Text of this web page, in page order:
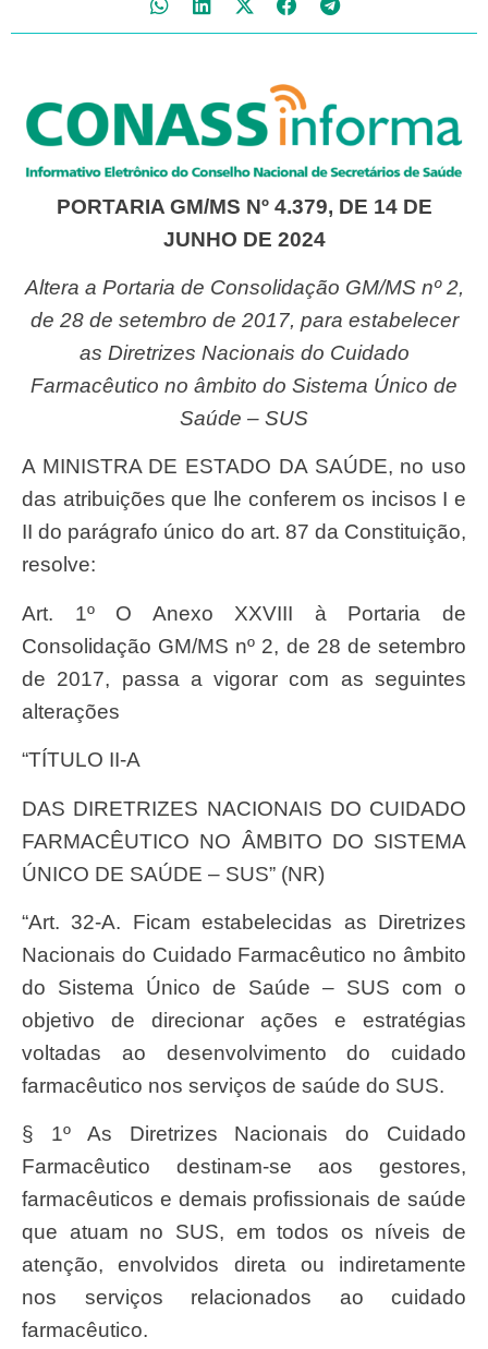
PORTARIA GM/MS Nº 4.379, DE 14 DE
JUNHO DE 2024
Altera a Portaria de Consolidação GM/MS nº 2,
de 28 de setembro de 2017, para estabelecer
as Diretrizes Nacionais do Cuidado
Farmacêutico no âmbito do Sistema Único de
Saúde – SUS
A MINISTRA DE ESTADO DA SAÚDE, no uso
das atribuições que lhe conferem os incisos I e
II do parágrafo único do art. 87 da Constituição,
resolve:
Art. 1º O Anexo XXVIII à Portaria de
Consolidação GM/MS nº 2, de 28 de setembro
de 2017, passa a vigorar com as seguintes
alterações
“TÍTULO II-A
DAS DIRETRIZES NACIONAIS DO CUIDADO
FARMACÊUTICO NO ÂMBITO DO SISTEMA
ÚNICO DE SAÚDE – SUS” (NR)
“Art. 32-A. Ficam estabelecidas as Diretrizes
Nacionais do Cuidado Farmacêutico no âmbito
do Sistema Único de Saúde – SUS com o
objetivo de direcionar ações e estratégias
voltadas ao desenvolvimento do cuidado
farmacêutico nos serviços de saúde do SUS.
§ 1º As Diretrizes Nacionais do Cuidado
Farmacêutico destinam-se aos gestores,
farmacêuticos e demais profissionais de saúde
que atuam no SUS, em todos os níveis de
atenção, envolvidos direta ou indiretamente
nos serviços relacionados ao cuidado
farmacêutico.